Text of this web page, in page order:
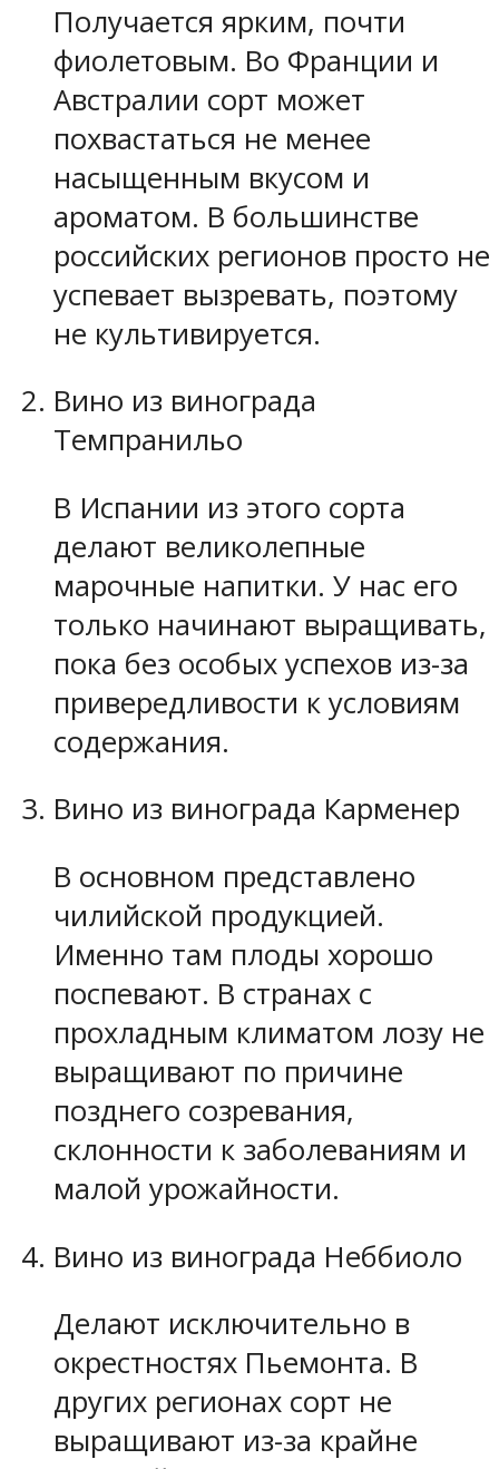
Получается ярким, почти
фиолетовым. Во Франции и
Австралии сорт может
похвастаться не менее
насыщенным вкусом и
ароматом. В большинстве
российских регионов просто не
успевает вызревать, поэтому
не культивируется.
Вино из винограда
Темпранильо
В Испании из этого сорта
делают великолепные
марочные напитки. У нас его
только начинают выращивать,
пока без особых успехов из-за
привередливости к условиям
содержания.
Вино из винограда Карменер
В основном представлено
чилийской продукцией.
Именно там плоды хорошо
поспевают. В странах с
прохладным климатом лозу не
выращивают по причине
позднего созревания,
склонности к заболеваниям и
малой урожайности.
Вино из винограда Неббиоло
Делают исключительно в
окрестностях Пьемонта. В
других регионах сорт не
выращивают из-за крайне